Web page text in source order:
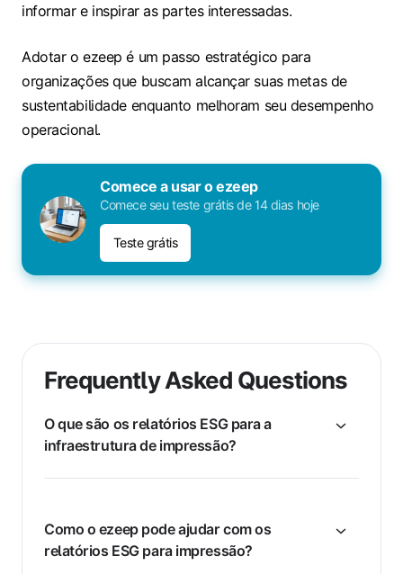
informar e inspirar as partes interessadas.
Adotar o ezeep é um passo estratégico para
organizações que buscam alcançar suas metas de
sustentabilidade enquanto melhoram seu desempenho
operacional.
Comece a usar o ezeep
Comece seu teste grátis de 14 dias hoje
Teste grátis
Frequently Asked Questions
O que são os relatórios ESG para a
infraestrutura de impressão?
Como o ezeep pode ajudar com os
relatórios ESG para impressão?